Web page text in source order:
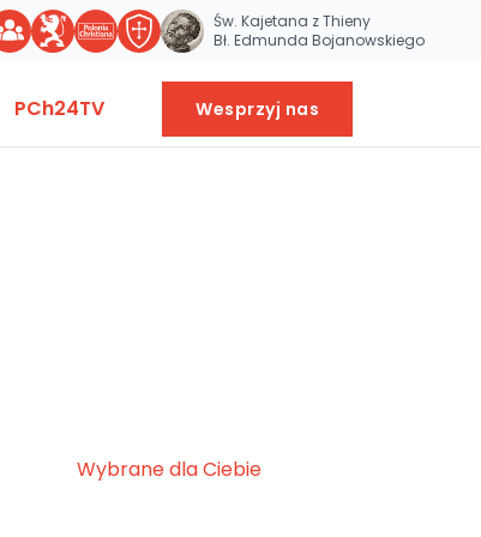
Św. Kajetana z Thieny
Bł. Edmunda Bojanowskiego
PCh24TV Wesprzyj nas
Wybrane dla Ciebie